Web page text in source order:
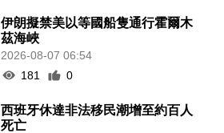
伊朗擬禁美以等國船隻通行霍爾木
茲海峽
2026-08-07 06:54
181
0
西班牙休達非法移民潮增至約百人
死亡